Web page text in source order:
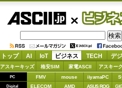
ビジネス
トップ AI IoT ビジネス TECH デ
アスキーキッズ 格安SIM 家電ASCII アスキー
PC FMV mouse iiyamaPC
Digital ELECOM AMD ASUS ROG